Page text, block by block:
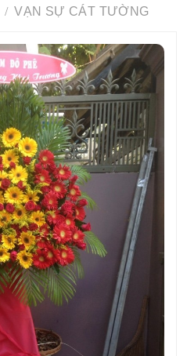
VẠN SỰ CÁT TƯỜNG